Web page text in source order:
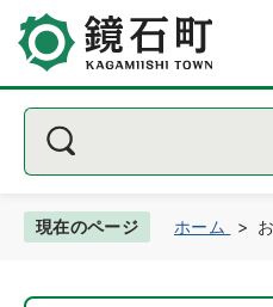
現在のページ ホーム